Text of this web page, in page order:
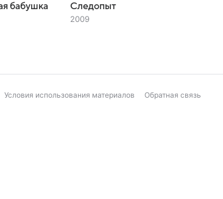
бабушка Следопыт
2009
Условия использования материалов Обратная связь